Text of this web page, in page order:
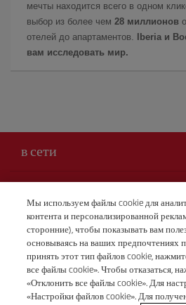
мечты находится всего в одном
выбор из более чем 28 миллионов
отелей до апартаментов.
Iberia и
вам исследовать мир.
в сети
Безопасность — прежде всего
Заявление о доступности
Обязательства по обслуживанию
Карта Iberia.com
Iberia – это также
новости и новинки
Группа Iberia
Акционеры и инвесторы
Наши условия
Правовая информация
Мы используем файлы cookie для
контента и персонализированной
сторонние), чтобы показывать вам
основываясь на ваших предпочтениях
принять этот тип файлов cookie,
все файлы cookie». Чтобы отказаться,
«Отклонить все файлы cookie». Для
«Настройки файлов cookie». Для